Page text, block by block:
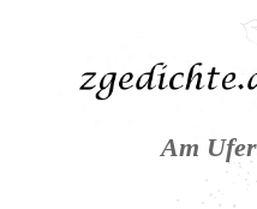
Am